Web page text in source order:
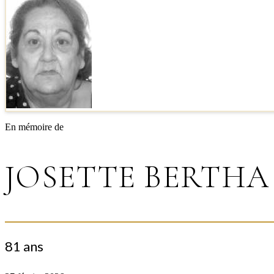
En mémoire de
JOSETTE
81 ans